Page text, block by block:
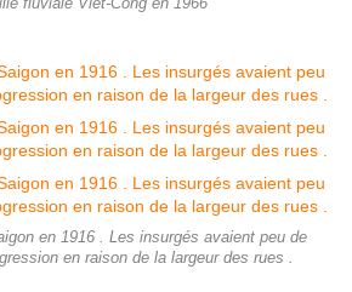
en 1916 . Les insurgés avaient peu de
en raison de la largeur des rues .